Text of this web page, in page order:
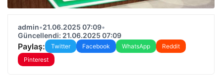
admin•21.06.2025 07:09•
Güncellendi: 21.06.2025 07:09
Paylaş: Twitter Facebook WhatsApp
Reddit
Pinterest